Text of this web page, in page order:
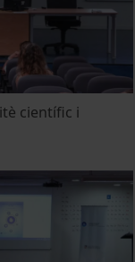
científic i